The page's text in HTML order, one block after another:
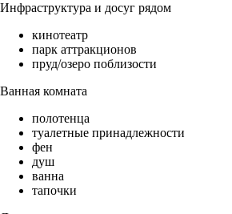
Инфраструктура и досуг рядом
кинотеатр
парк аттракционов
пруд/озеро поблизости
Ванная комната
полотенца
туалетные принадлежности
фен
душ
ванна
тапочки